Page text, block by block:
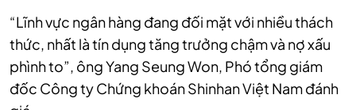
“Lĩnh vực ngân hàng đang đối mặt với nhiều thách
thức, nhất là tín dụng tăng trưởng chậm và nợ xấu
phình to”, ông Yang Seung Won, Phó tổng giám
đốc Công ty Chứng khoán Shinhan Việt Nam đánh